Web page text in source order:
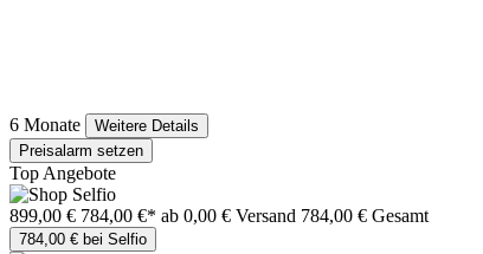
6 Monate
Weitere Details
Preisalarm setzen
Top Angebote
899,00 € 784,00 €* ab 0,00 € Versand 784,00 € Gesamt
784,00 € bei Selfio